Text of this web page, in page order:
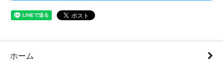
ホーム